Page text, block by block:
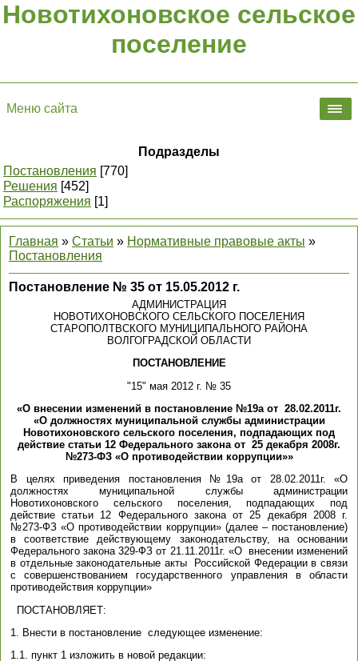
Новотихоновское сельское
поселение
Меню сайта
Подразделы
Постановления [770]
Решения [452]
Распоряжения [1]
Главная » Статьи » Нормативные правовые акты »
Постановления
Постановление № 35 от 15.05.2012 г.
АДМИНИСТРАЦИЯ
НОВОТИХОНОВСКОГО СЕЛЬСКОГО ПОСЕЛЕНИЯ
СТАРОПОЛТВСКОГО МУНИЦИПАЛЬНОГО РАЙОНА
ВОЛГОГРАДСКОЙ ОБЛАСТИ
ПОСТАНОВЛЕНИЕ
"15" мая 2012 г. № 35
«О внесении изменений в постановление №19а от 28.02.2011г.
«О должностях муниципальной службы администрации
Новотихоновского сельского поселения, подпадающих под
действие статьи 12 Федерального закона от 25 декабря 2008г.
№273-ФЗ «О противодействии коррупции»»
В целях приведения постановления №19а от 28.02.2011г. «О
должностях муниципальной службы администрации
Новотихоновского сельского поселения, подпадающих под
действие статьи 12 Федерального закона от 25 декабря 2008 г.
№273-ФЗ «О противодействии коррупции» (далее – постановление)
в соответствие действующему законодательству, на основании
Федерального закона 329-ФЗ от 21.11.2011г. «О внесении изменений
в отдельные законодательные акты Российской Федерации в связи
с совершенствованием государственного управления в области
противодействия коррупции»
ПОСТАНОВЛЯЕТ:
1. Внести в постановление следующее изменение:
1.1. пункт 1 изложить в новой редакции: